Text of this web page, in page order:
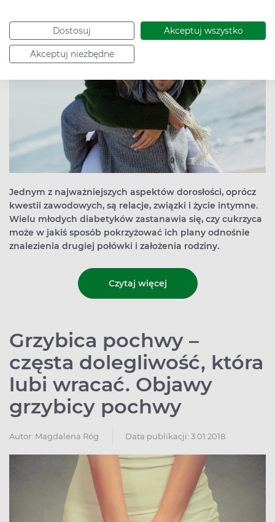
Dostosuj Akceptuj wszystko
Akceptuj niezbędne
Jednym z najważniejszych aspektów dorosłości, oprócz
kwestii zawodowych, są relacje, związki i życie intymne.
Wielu młodych diabetyków zastanawia się, czy cukrzyca
może w jakiś sposób pokrzyżować ich plany odnośnie
znalezienia drugiej połówki i założenia rodziny.
Czytaj więcej
Grzybica pochwy –
częsta dolegliwość, która
lubi wracać. Objawy
grzybicy pochwy
Autor: Magdalena Róg Data publikacji: 3.01.2018